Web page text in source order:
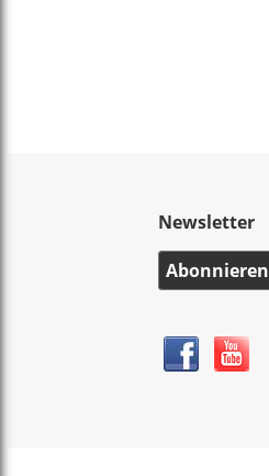
Newsletter
Abonnieren